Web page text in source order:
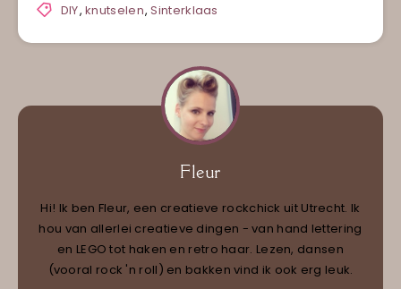
DIY,knutselen,Sinterklaas
Fleur
Hi! Ik ben Fleur, een creatieve rockchick uit Utrecht. Ik
hou van allerlei creatieve dingen - van hand lettering
en LEGO tot haken en retro haar. Lezen, dansen
(vooral rock 'n roll) en bakken vind ik ook erg leuk.